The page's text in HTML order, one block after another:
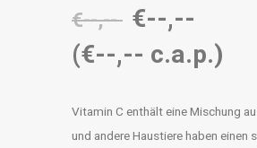
€--,-- €--,--
(€--,-- c.a.p.)
Vitamin C enthält eine Mischung
und andere Haustiere haben